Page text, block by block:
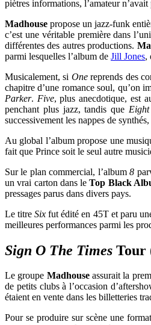
piètres informations, l’amateur
Madhouse propose un jazz-funk
c’est une véritable première dans
différentes des autres productions.
parmi lesquelles l’album de Jill Jones,
Musicalement, si Onereprends des
chapitre d’une romance soul, qu’on
Parker. Five, plus anecdotique, est
penchant plus jazz, tandis que Eight
successivement les nappes de
Au global l’album propose une
fait que Prince soit le seul autre
Sur le plan commercial, l’album8
un vrai carton dans leTop Black
pressages parus dans divers pays.
Le titreSix fut édité en 45T et paru
meilleures performances parmi les
Sign O The Times Tour
Le groupe Madhouseassurait la
de petits clubs à l’occasion
étaient en vente dans les billetteries
Pour se produire sur scène une